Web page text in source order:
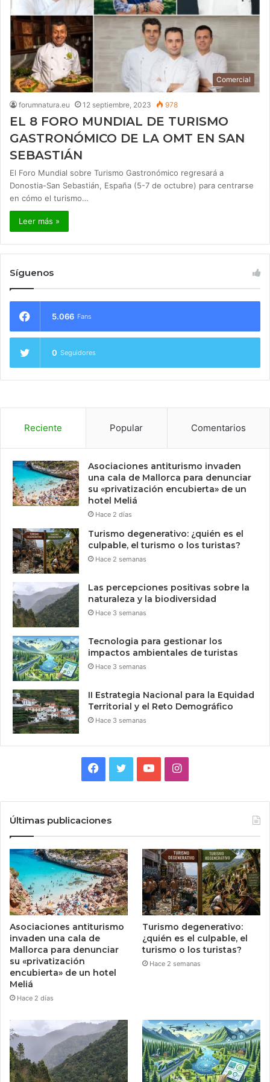
Comercial
forumnatura.eu 12 septiembre, 2023 978
EL 8 FORO MUNDIAL DE TURISMO
GASTRONÓMICO DE LA OMT EN SAN
SEBASTIÁN
El Foro Mundial sobre Turismo Gastronómico regresará a
Donostia-San Sebastián, España (5-7 de octubre) para centrarse
en cómo el turismo…
Leer más »
Síguenos
5.066 Fans
0 Seguidores
Reciente Popular Comentarios
Asociaciones antiturismo invaden
una cala de Mallorca para denunciar
su «privatización encubierta» de un
hotel Meliá
Hace 2 días
Turismo degenerativo: ¿quién es el
culpable, el turismo o los turistas?
Hace 2 semanas
Las percepciones positivas sobre la
naturaleza y la biodiversidad
Hace 3 semanas
Tecnologia para gestionar los
impactos ambientales de turistas
Hace 3 semanas
II Estrategia Nacional para la Equidad
Territorial y el Reto Demográfico
Hace 3 semanas
Facebook
TwitterYouTubeInstagram
Últimas publicaciones
Asociaciones antiturismo
invaden una cala de
Mallorca para denunciar
su «privatización
encubierta» de un hotel
Meliá
Hace 2 días
Turismo degenerativo:
¿quién es el culpable, el
turismo o los turistas?
Hace 2 semanas